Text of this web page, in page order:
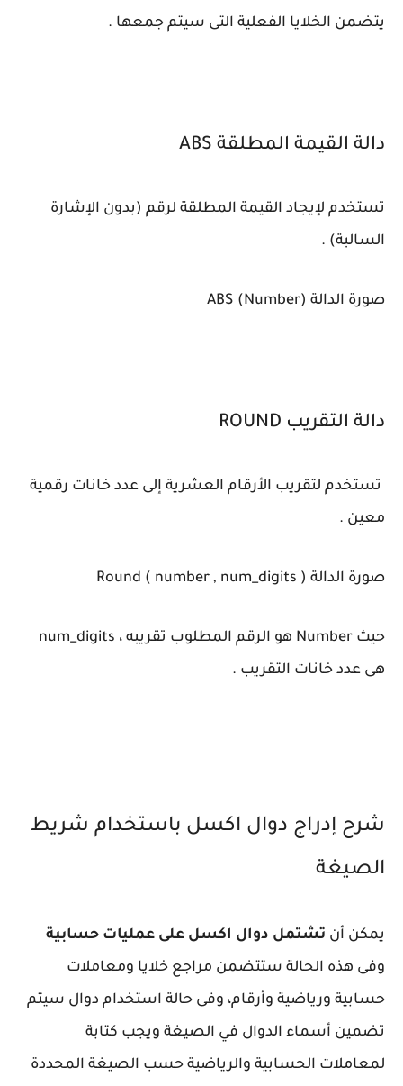
يتضمن الخلايا الفعلية التى سيتم جمعها .
دالة القيمة المطلقة ABS
تستخدم لإيجاد القيمة المطلقة لرقم (بدون الإشارة
السالبة) .
صورة الدالة ABS (Number)
دالة التقريب ROUND
تستخدم لتقريب الأرقام العشرية إلى عدد خانات رقمية
معين .
صورة الدالة Round ( number , num_digits )
حيث Number هو الرقم المطلوب تقريبه ، num_digits
هى عدد خانات التقريب .
شرح إدراج دوال اكسل باستخدام شريط
الصيغة
يمكن أن تشتمل دوال اكسل على عمليات حسابية
وفى هذه الحالة ستتضمن مراجع خلايا ومعاملات
حسابية ورياضية وأرقام، وفى حالة استخدام دوال سيتم
تضمين أسماء الدوال في الصيغة ويجب كتابة
لمعاملات الحسابية والرياضية حسب الصيغة المحددة